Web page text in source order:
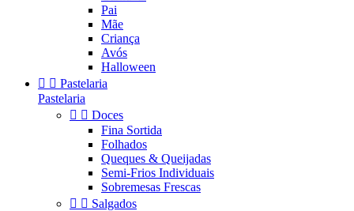
Pai
Mãe
Criança
Avós
Halloween
  Pastelaria
Pastelaria
  Doces
Fina Sortida
Folhados
Queques & Queijadas
Semi-Frios Individuais
Sobremesas Frescas
  Salgados